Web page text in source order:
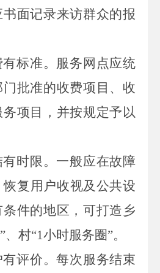
面记录来访群众的报
标准。 服务网点应统
批准的收费项目、收
项目，并按规定予以
时限。 一般应在故障
恢复用户收视及公共设
件的地区，可打造乡
、村“1小时服务圈”。
有评价。每次服务结束